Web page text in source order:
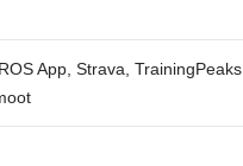
App, Strava, TrainingPeaks,